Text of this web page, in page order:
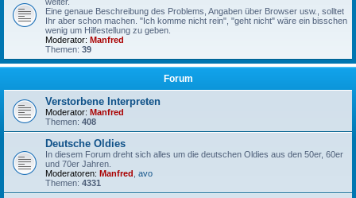
Eine genaue Beschreibung des Problems, Angaben über Browser usw., solltet
Ihr aber schon machen. "Ich komme nicht rein", "geht nicht" wäre ein bisschen
wenig um Hilfestellung zu geben.
Moderator: Manfred
Themen: 39
Forum
Verstorbene Interpreten
Moderator: Manfred
Themen: 408
Deutsche Oldies
In diesem Forum dreht sich alles um die deutschen Oldies aus den 50er, 60er
und 70er Jahren.
Moderatoren: Manfred avo
Themen: 4331